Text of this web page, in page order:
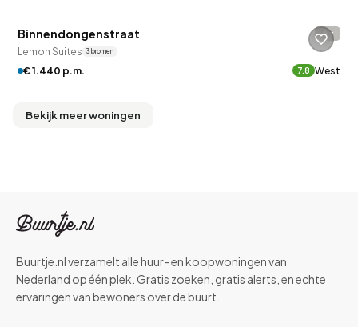
Binnendongenstraat -
Lemon Suites 3 bronnen
€ 1.440 p.m. 7.8 West
Bekijk meer woningen
Buurtje.nl verzamelt alle huur- en koopwoningen van
Nederland op één plek. Gratis zoeken, gratis alerts, en echte
ervaringen van bewoners over de buurt.